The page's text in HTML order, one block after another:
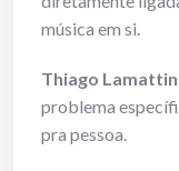
música em si.
Thiago
problema
pra pessoa.